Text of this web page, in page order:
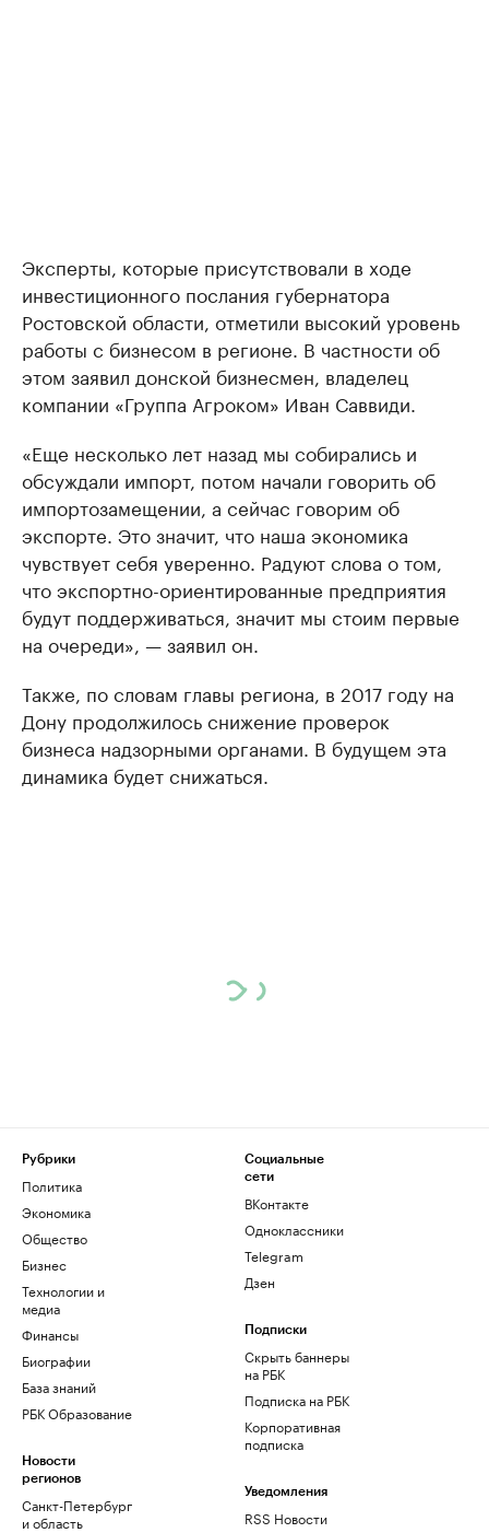
Эксперты, которые присутствовали в ходе
инвестиционного послания губернатора
Ростовской области, отметили высокий уровень
работы с бизнесом в регионе. В частности об
этом заявил донской бизнесмен, владелец
компании «Группа Агроком» Иван Саввиди.
«Еще несколько лет назад мы собирались и
обсуждали импорт, потом начали говорить об
импортозамещении, а сейчас говорим об
экспорте. Это значит, что наша экономика
чувствует себя уверенно. Радуют слова о том,
что экспортно-ориентированные предприятия
будут поддерживаться, значит мы стоим первые
на очереди», — заявил он.
Также, по словам главы региона, в 2017 году на
Дону продолжилось снижение проверок
бизнеса надзорными органами. В будущем эта
динамика будет снижаться.
Рубрики
Политика
Экономика
Общество
Бизнес
Технологии и
медиа
Финансы
Биографии
База знаний
РБК Образование
Новости
регионов
Санкт-Петербург
и область
Социальные
сети
ВКонтакте
Одноклассники
Telegram
Дзен
Подписки
Скрыть баннеры
на РБК
Подписка на РБК
Корпоративная
подписка
Уведомления
RSS Новости